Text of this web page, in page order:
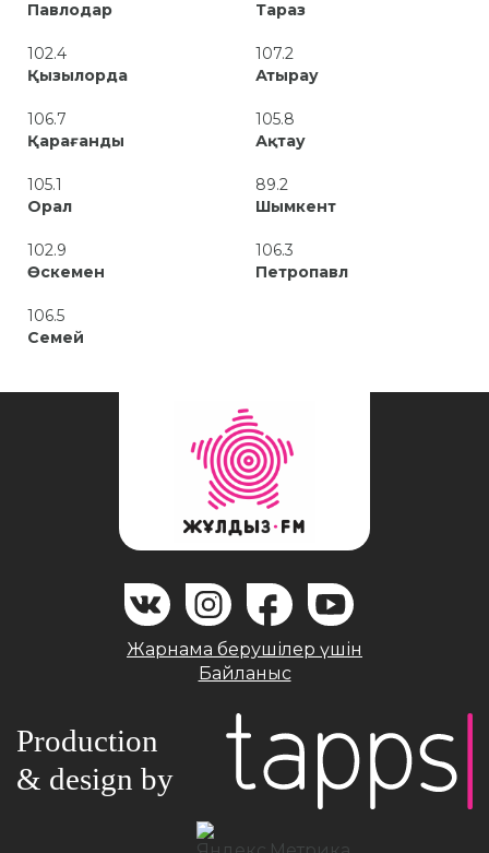
Павлодар
Тараз
102.4
Қызылорда
107.2
Атырау
106.7
Қарағанды
105.8
Ақтау
105.1
Орал
89.2
Шымкент
102.9
Өскемен
106.3
Петропавл
106.5
Семей
Жарнама берушілер үшін
Байланыс